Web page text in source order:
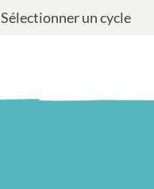
Sélectionner un cycle